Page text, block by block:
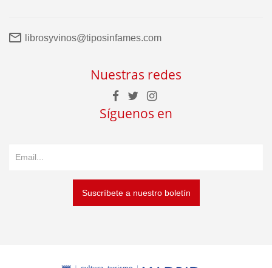
librosyvinos@tiposinfames.com
Nuestras redes
Síguenos en
Suscríbete a nuestro boletín